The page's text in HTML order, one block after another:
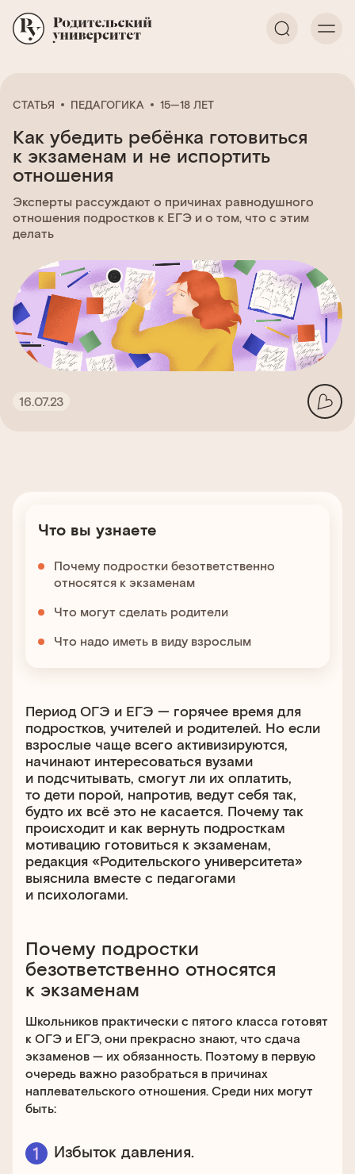
СТАТЬЯ ПЕДАГОГИКА 15—18 ЛЕТ
Как убедить ребёнка готовиться
к экзаменам и не испортить
отношения
Эксперты рассуждают о причинах равнодушного
отношения подростков к ЕГЭ и о том, что с этим
делать
16.07.23
Что вы узнаете
Почему подростки безответственно
относятся к экзаменам
Что могут сделать родители
Что надо иметь в виду взрослым
Период ОГЭ и ЕГЭ — горячее время для
подростков, учителей и родителей. Но если
взрослые чаще всего активизируются,
начинают интересоваться вузами
и подсчитывать, смогут ли их оплатить,
то дети порой, напротив, ведут себя так,
будто их всё это не касается. Почему так
происходит и как вернуть подросткам
мотивацию готовиться к экзаменам,
редакция «Родительского университета»
выяснила вместе с педагогами
и психологами.
Почему подростки
безответственно относятся
к экзаменам
Школьников практически с пятого класса готовят
к ОГЭ и ЕГЭ, они прекрасно знают, что сдача
экзаменов — их обязанность. Поэтому в первую
очередь важно разобраться в причинах
наплевательского отношения. Среди них могут
быть:
Избыток давления.